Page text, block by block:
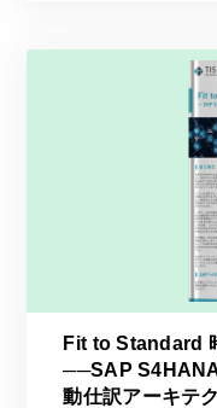
Fit to Standard
──SAP
動仕訳アーキテ